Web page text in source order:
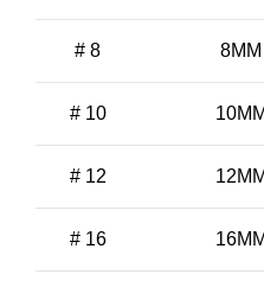
# 8 8MM
# 10 10MM
# 12 12MM
# 16 16MM